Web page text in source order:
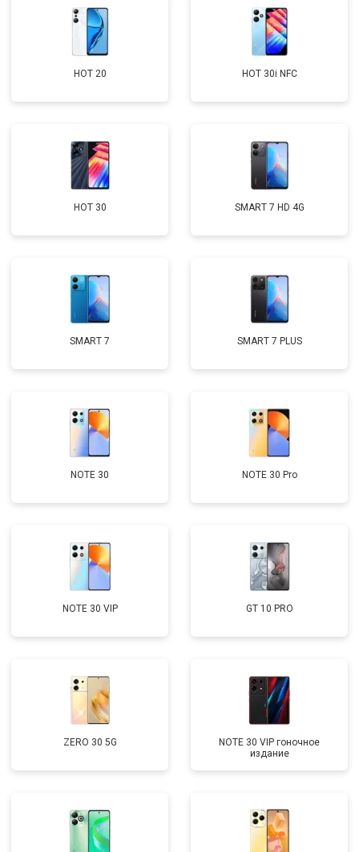
HOT 20 HOT 30i NFC
HOT 30 SMART 7 HD 4G
SMART 7 SMART 7 PLUS
NOTE 30 NOTE 30 Pro
NOTE 30 VIP GT 10 PRO
ZERO 30 5G
NOTE 30 VIP гоночное
издание